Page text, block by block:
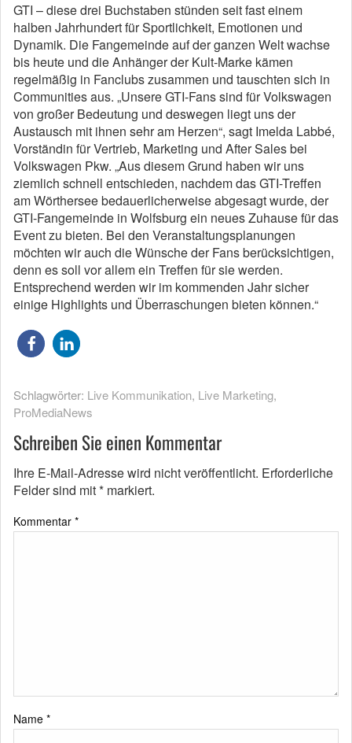
GTI – diese drei Buchstaben stünden seit fast einem
halben Jahrhundert für Sportlichkeit, Emotionen und
Dynamik. Die Fangemeinde auf der ganzen Welt wachse
bis heute und die Anhänger der Kult-Marke kämen
regelmäßig in Fanclubs zusammen und tauschten sich in
Communities aus. „Unsere GTI-Fans sind für Volkswagen
von großer Bedeutung und deswegen liegt uns der
Austausch mit ihnen sehr am Herzen“, sagt Imelda Labbé,
Vorständin für Vertrieb, Marketing und After Sales bei
Volkswagen Pkw. „Aus diesem Grund haben wir uns
ziemlich schnell entschieden, nachdem das GTI-Treffen
am Wörthersee bedauerlicherweise abgesagt wurde, der
GTI-Fangemeinde in Wolfsburg ein neues Zuhause für das
Event zu bieten. Bei den Veranstaltungsplanungen
möchten wir auch die Wünsche der Fans berücksichtigen,
denn es soll vor allem ein Treffen für sie werden.
Entsprechend werden wir im kommenden Jahr sicher
einige Highlights und Überraschungen bieten können.“
Schlagwörter: Live Kommunikation, Live Marketing,
ProMediaNews
Schreiben Sie einen Kommentar
Ihre E-Mail-Adresse wird nicht veröffentlicht. Erforderliche
Felder sind mit* markiert.
Kommentar *
Name *